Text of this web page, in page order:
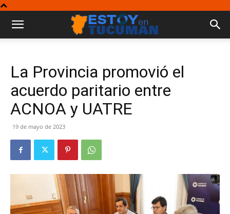
La Provincia promovió el
acuerdo paritario entre
ACNOA y UATRE
19 de mayo de 2023